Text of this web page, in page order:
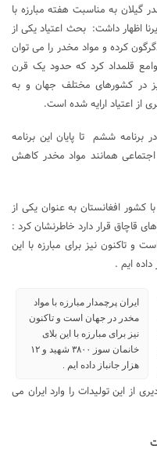
گیلان به مناسبت هفته مبارزه با
اظهار داشت: بحث اعتیاد یکی از
کرده و مواد مخدر را می توان
قلمداد کرد که حدود یک قرن
در کشورهای مختلف جهان و به
از اعتیاد ارایه شده است.
ششم تا پایان این برنامه
آسیب های اجتماعی همانند مواد مخدر کاهش
کشور افغانستان به عنوان یکی از
قاچاق قرار دارد خاطرنشان کرد :
و تاکنون نیز برای مبارزه با این
ایران پرچمدار مبارزه با مواد
مخدر در جهان است و تاکنون
نیز برای مبارزه با این بلای
خانمان سوز ۳۸۰۰ شهید و ۱۲
هزار جانباز داده ایم .
از این تولیدات را وارد ایران می